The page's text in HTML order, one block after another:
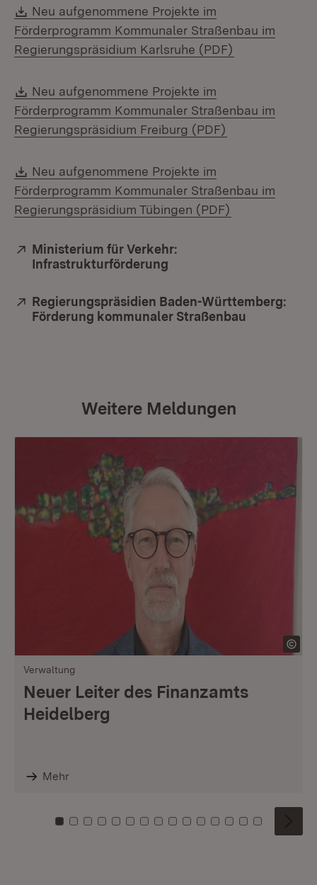
Download:
Neu aufgenommene Projekte im
Förderprogramm Kommunaler Straßenbau im
Regierungspräsidium Karlsruhe (PDF)
Download:
Neu aufgenommene Projekte im
Förderprogramm Kommunaler Straßenbau im
Regierungspräsidium Freiburg (PDF)
Download:
Neu aufgenommene Projekte im
Förderprogramm Kommunaler Straßenbau im
Regierungspräsidium Tübingen (PDF)
Extern:
Ministerium für Verkehr:
Infrastrukturförderung
Extern:
Regierungspräsidien Baden-Württemberg:
Förderung kommunaler Straßenbau
Weitere Meldungen
Verwaltung
Neuer Leiter des Finanzamts
Heidelberg
Mehr
Zu Kachel: 0
Zu Kachel: 1
Zu Kachel: 2
Zu Kachel: 3
Zu Kachel: 4
Zu Kachel: 5
Zu Kachel: 6
Zu Kachel: 7
Zu Kachel: 8
Zu Kachel: 9
Zu Kachel: 10
Zu Kachel: 11
Zu Kachel: 12
Zu Kachel:
Zu